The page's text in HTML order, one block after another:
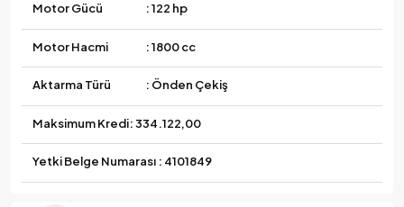
Motor Gücü : 122 hp
Motor Hacmi : 1800 cc
Aktarma Türü : Önden Çekiş
Maksimum Kredi:334.122,00
Yetki Belge Numarası : 4101849